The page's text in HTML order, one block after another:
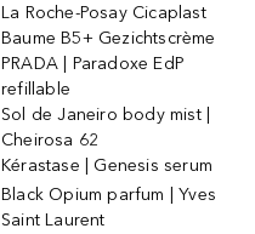
La Roche-Posay Cicaplast
Baume B5+ Gezichtscrème
PRADA | Paradoxe EdP
refillable
Sol de Janeiro body mist |
Cheirosa 62
Kérastase | Genesis serum
Black Opium parfum | Yves
Saint Laurent